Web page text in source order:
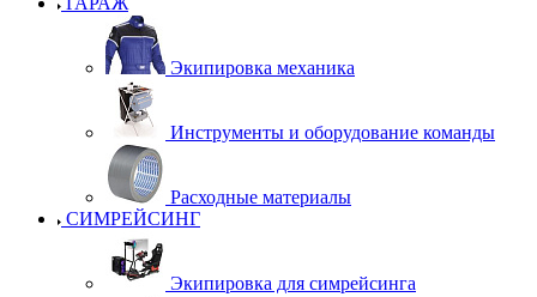
Экипировка механика
Инструменты и оборудование команды
Расходные материалы
СИМРЕЙСИНГ
Экипировка для симрейсинга